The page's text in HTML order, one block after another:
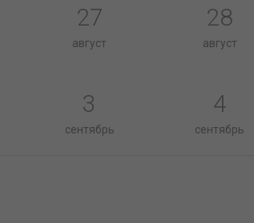
27
август
28
август
3
сентябрь
4
сентябрь